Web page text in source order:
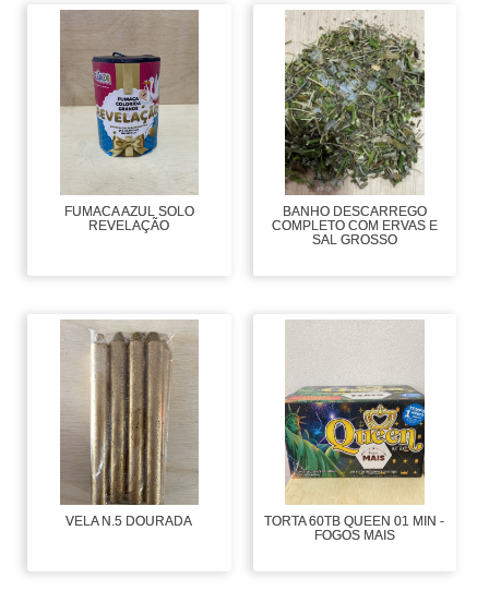
FUMACA AZUL SOLO
REVELAÇÃO
BANHO DESCARREGO
COMPLETO COM ERVAS E
SAL GROSSO
VELA N.5 DOURADA
TORTA 60TB QUEEN 01 MIN -
FOGOS MAIS